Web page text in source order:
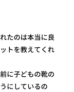
たのは本当に良
トを教えてくれ
に子どもの靴の
にしているの